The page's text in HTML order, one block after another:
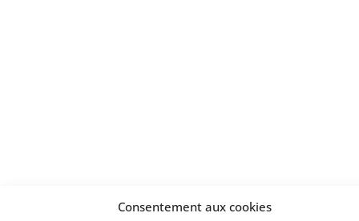
Consentement aux cookies